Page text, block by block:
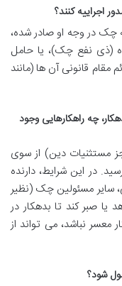
اجراییه کنند؟
چک در وجه او صادر شده،
(ذی نفع چک)، یا حامل
قانونی آن ها (مانند
چه راهکارهایی وجود
مستثنیات دین) از سوی
در این شرایط، دارنده
سایر مسئولین چک (نظیر
یا صبر کند تا بدهکار در
معسر نباشد، می تواند از
شود؟